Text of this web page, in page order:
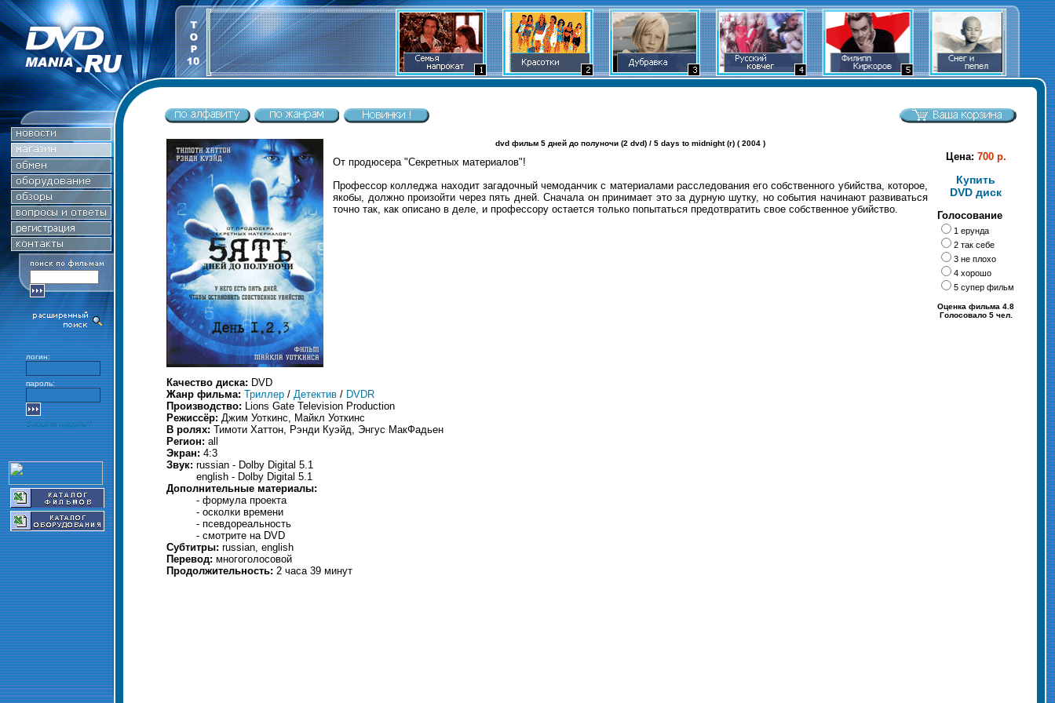
логин:
пароль:
Забыли пароль?
dvd фильм 5 дней до полуночи (2 dvd) / 5 days to midnight (r) ( 2004 )
От продюсера "Секретных материалов"!
Профессор колледжа находит загадочный чемоданчик с материалами расследования его собственного убийства, которое,
якобы, должно произойти через пять дней. Сначала он принимает это за дурную шутку, но события начинают развиваться
точно так, как описано в деле, и профессору остается только попытаться предотвратить свое собственное убийство.
Цена: 700 р.
Купить
DVD диск
Голосование
1 ерунда
2 так себе
3 не плохо
4 хорошо
5 супер фильм
Оценка фильма 4.8
Голосовало 5 чел.
Качество диска: DVD
Жанр фильма: Триллер / Детектив / DVDR
Производство: Lions Gate Television Production
Режиссёр: Джим Уоткинс, Майкл Уоткинс
В ролях: Тимоти Хаттон, Рэнди Куэйд, Энгус МакФадьен
Регион: all
Экран: 4:3
Звук: russian - Dolby Digital 5.1
english - Dolby Digital 5.1
Дополнительные материалы:
- формула проекта
- осколки времени
- псевдореальность
- смотрите на DVD
Субтитры: russian, english
Перевод: многоголосовой
Продолжительность: 2 часа 39 минут